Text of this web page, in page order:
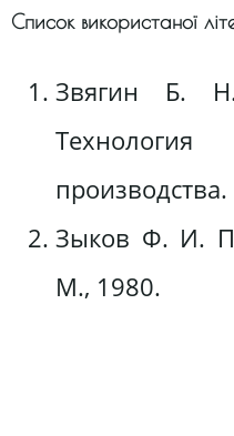
Список використаної
Звягин Б.
Зыков Ф. И.
М., 1980.